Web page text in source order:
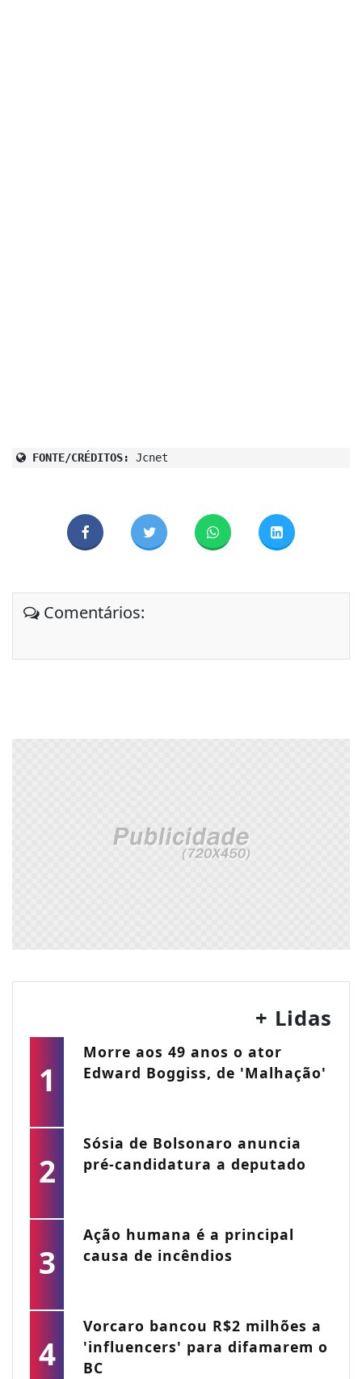
FONTE/CRÉDITOS: Jcnet
Comentários:
+ Lidas
1
Morre aos 49 anos o ator
Edward Boggiss, de 'Malhação'
2
Sósia de Bolsonaro anuncia
pré-candidatura a deputado
3
Ação humana é a principal
causa de incêndios
4
Vorcaro bancou R$2 milhões a
'influencers' para difamarem o
BC